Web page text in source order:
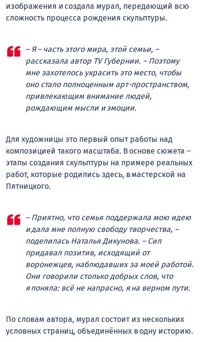
изображения и создала мурал, передающий всю
сложность процесса рождения скульптуры.
– Я – часть этого мира, этой семьи, –
рассказала автор TV Губернии. – Поэтому
мне захотелось украсить это место, чтобы
оно стало полноценным арт-пространством,
привлекающим внимание людей,
рождающим мысли и эмоции.
Для художницы это первый опыт работы над
композицией такого масштаба. В основе сюжета –
этапы создания скульптуры на примере реальных
работ, которые родились здесь, в мастерской на
Пятницкого.
– Приятно, что семья поддержала мою идею
и дала мне полную свободу творчества, –
поделилась Наталья Дикунова. – Сил
придавал позитив, исходящий от
воронежцев, наблюдавших за моей работой.
Они говорили столько добрых слов, что
я поняла: всё не напрасно, я на верном пути.
По словам автора, мурал состоит из нескольких
условных страниц, объединённых в одну историю.